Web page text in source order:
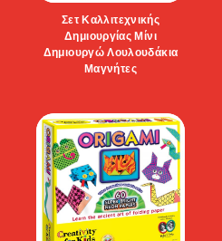
Σετ Καλλιτεχνικής
Δημιουργίας Μίνι
Δημιουργώ Λουλουδάκια
Μαγνήτες